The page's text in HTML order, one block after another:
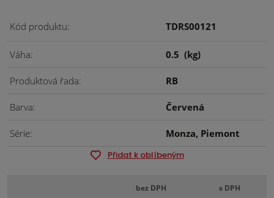
Kód produktu TDRS00121
Váha 0.5 (kg)
Produktová řada RB
Barva Červená
Série Monza, Piemont
Přidat k oblíbeným
bez DPH s DPH